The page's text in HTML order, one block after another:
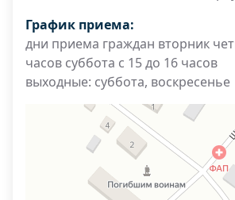
График приема:
дни приема граждан вторник
часов суббота с 15 до 16 часов
выходные: суббота, воскресенье